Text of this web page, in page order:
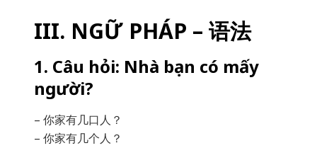
III. NGỮ PHÁP – 语法
1. Câu hỏi: Nhà bạn có mấy
người?
– 你家有几口人？
– 你家有几个人？